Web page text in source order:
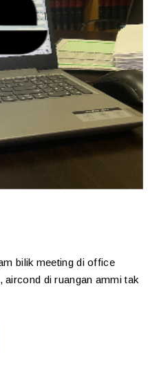
bilik meeting di office
aircond di ruangan ammi tak